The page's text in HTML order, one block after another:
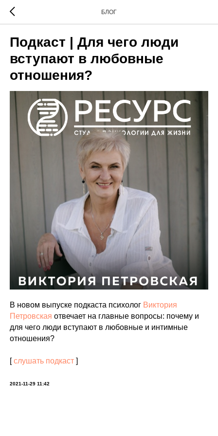
БЛОГ
Подкаст | Для чего люди
вступают в любовные
отношения?
В новом выпуске подкаста психолог Виктория
Петровская отвечает на главные вопросы: почему и
для чего люди вступают в любовные и интимные
отношения?
[слушать подкаст ]
2021-11-29 11:42